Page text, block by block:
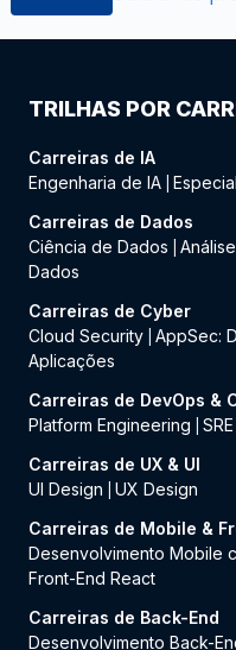
TRILHAS POR
Carreiras de IA
Engenharia de IA
Carreiras de Dados
Ciência de Dados
Dados
Carreiras de Cyber
Cloud Security AppSec:
Aplicações
Carreiras de DevOps &
Platform Engineering
Carreiras de UX & UI
UI Design
UX Design
Carreiras de Mobile &
Desenvolvimento Mobile
Front-End React
Carreiras de Back-End
Desenvolvimento Back-